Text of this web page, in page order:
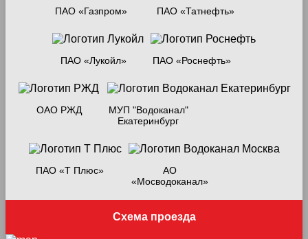
ПАО «Газпром» ПАО «Татнефть»
ПАО «Лукойл» ПАО «Роснефть»
ОАО РЖД
МУП "Водоканал"
Екатеринбург
ПАО «Т Плюс»
АО
«Мосводоканал»
Схема проезда